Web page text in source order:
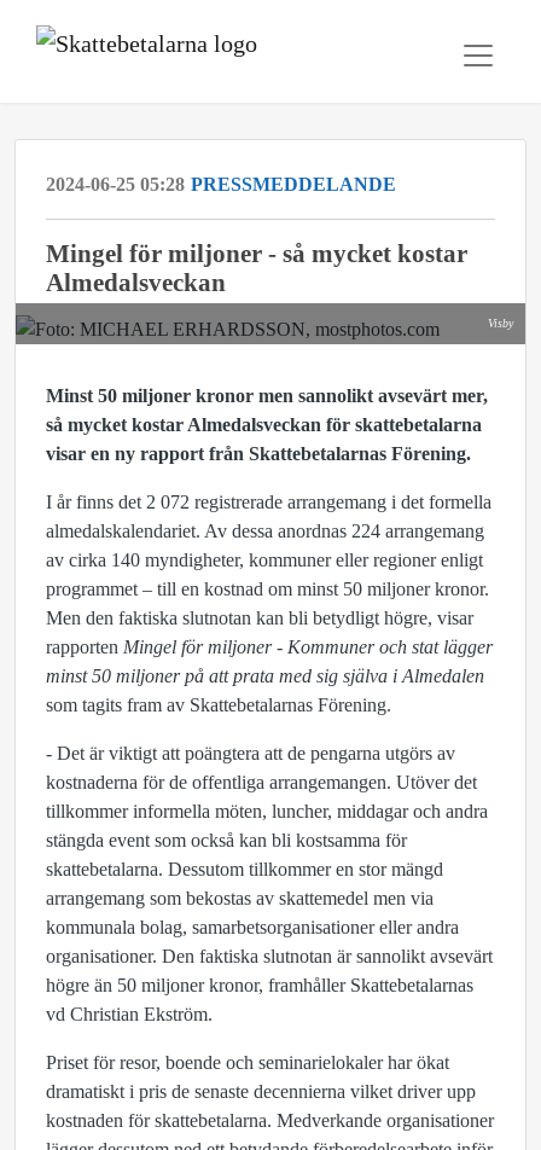
2024-06-25 05:28 PRESSMEDDELANDE
Mingel för miljoner - så mycket kostar
Almedalsveckan
Visby
Minst 50 miljoner kronor men sannolikt avsevärt mer,
så mycket kostar Almedalsveckan för skattebetalarna
visar en ny rapport från Skattebetalarnas Förening.
I år finns det 2 072 registrerade arrangemang i det formella
almedalskalendariet. Av dessa anordnas 224 arrangemang
av cirka 140 myndigheter, kommuner eller regioner enligt
programmet – till en kostnad om minst 50 miljoner kronor.
Men den faktiska slutnotan kan bli betydligt högre, visar
rapporten Mingel för miljoner - Kommuner och stat lägger
minst 50 miljoner på att prata med sig själva i Almedalen
som tagits fram av Skattebetalarnas Förening.
- Det är viktigt att poängtera att de pengarna utgörs av
kostnaderna för de offentliga arrangemangen. Utöver det
tillkommer informella möten, luncher, middagar och andra
stängda event som också kan bli kostsamma för
skattebetalarna. Dessutom tillkommer en stor mängd
arrangemang som bekostas av skattemedel men via
kommunala bolag, samarbetsorganisationer eller andra
organisationer. Den faktiska slutnotan är sannolikt avsevärt
högre än 50 miljoner kronor, framhåller Skattebetalarnas
vd Christian Ekström.
Priset för resor, boende och seminarielokaler har ökat
dramatiskt i pris de senaste decennierna vilket driver upp
kostnaden för skattebetalarna. Medverkande organisationer